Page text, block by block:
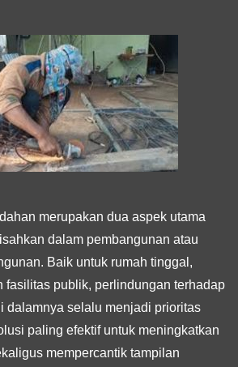
merupakan dua aspek utama
dalam pembangunan atau
Baik untuk rumah tinggal,
fasilitas publik, perlindungan terhadap
dalamnya selalu menjadi prioritas
paling efektif untuk meningkatkan
mempercantik tampilan